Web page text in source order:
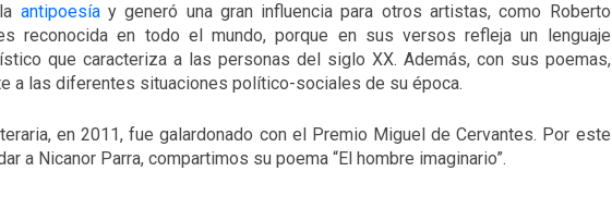
antipoesíay generó una gran influencia para otros artistas, como Roberto
reconocida en todo el mundo, porque en sus versos refleja un lenguaje
que caracteriza a las personas del siglo XX. Además, con sus poemas,
a las diferentes situaciones político-sociales de su época.
en 2011, fue galardonado con el Premio Miguel de Cervantes. Por este
a Nicanor Parra, compartimos su poema “El hombre imaginario”.